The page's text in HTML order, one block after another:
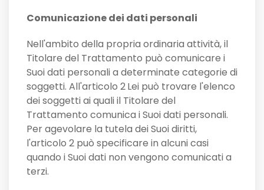
Comunicazione dei dati personali
Nell'ambito della propria ordinaria attività, il
Titolare del Trattamento può comunicare i
Suoi dati personali a determinate categorie di
soggetti. All'articolo 2Lei può trovare l'elenco
dei soggetti ai quali il Titolare del
Trattamento comunica i Suoi dati personali.
Per agevolare la tutela dei Suoi diritti,
l'articolo 2 può specificare in alcuni casi
quando i Suoi dati non vengono comunicati a
terzi.